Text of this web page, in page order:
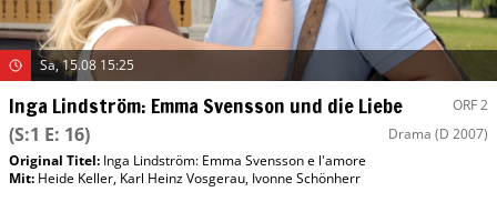
Sa, 15.08 15:25
Inga Lindström: Emma Svensson und die Liebe ORF 2
(S:1 E: 16) Drama (D 2007)
Original Titel: Inga Lindström: Emma Svensson e l'amore
Mit: Heide Keller, Karl Heinz Vosgerau, Ivonne Schönherr